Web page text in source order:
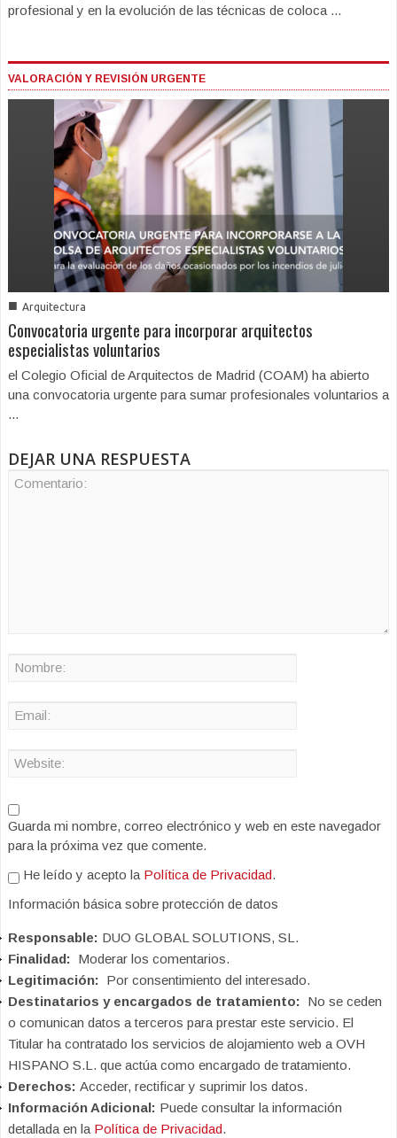
profesional y en la evolución de las técnicas de coloca ...
VALORACIÓN Y REVISIÓN URGENTE
■ Arquitectura
Convocatoria urgente para incorporar arquitectos
especialistas voluntarios
el Colegio Oficial de Arquitectos de Madrid (COAM) ha abierto
una convocatoria urgente para sumar profesionales voluntarios a
...
DEJAR UNA RESPUESTA
Guarda mi nombre, correo electrónico y web en este navegador
para la próxima vez que comente.
He leído y acepto la Política de Privacidad.
Información básica sobre protección de datos
Responsable: DUO GLOBAL SOLUTIONS, SL.
Finalidad: Moderar los comentarios.
Legitimación: Por consentimiento del interesado.
Destinatarios y encargados de tratamiento: No se ceden
o comunican datos a terceros para prestar este servicio. El
Titular ha contratado los servicios de alojamiento web a OVH
HISPANO S.L. que actúa como encargado de tratamiento.
Derechos: Acceder, rectificar y suprimir los datos.
Información Adicional: Puede consultar la información
detallada en la Política de Privacidad.